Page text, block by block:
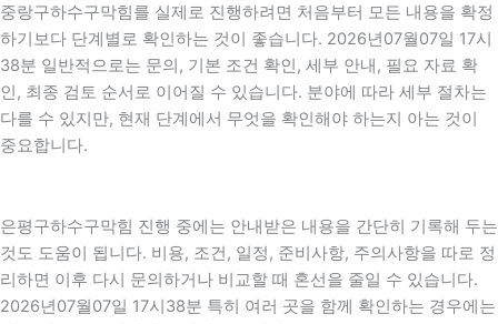
중랑구하수구막힘를 실제로 진행하려면 처음부터 모든 내용을 확정
하기보다 단계별로 확인하는 것이 좋습니다. 2026년07월07일 17시
38분 일반적으로는 문의, 기본 조건 확인, 세부 안내, 필요 자료 확
인, 최종 검토 순서로 이어질 수 있습니다. 분야에 따라 세부 절차는
다를 수 있지만, 현재 단계에서 무엇을 확인해야 하는지 아는 것이
중요합니다.
은평구하수구막힘 진행 중에는 안내받은 내용을 간단히 기록해 두는
것도 도움이 됩니다. 비용, 조건, 일정, 준비사항, 주의사항을 따로 정
리하면 이후 다시 문의하거나 비교할 때 혼선을 줄일 수 있습니다.
2026년07월07일 17시38분 특히 여러 곳을 함께 확인하는 경우에는